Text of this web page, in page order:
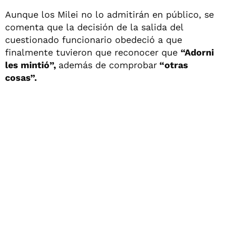
Aunque los Milei no lo admitirán en público, se
comenta que la decisión de la salida del
cuestionado funcionario obedeció a que
finalmente tuvieron que reconocer que “Adorni
les mintió”, además de comprobar “otras
cosas”.